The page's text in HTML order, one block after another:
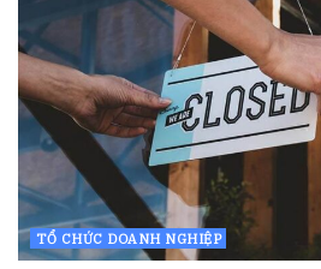
TỔ CHỨC DOANH NGHIỆP